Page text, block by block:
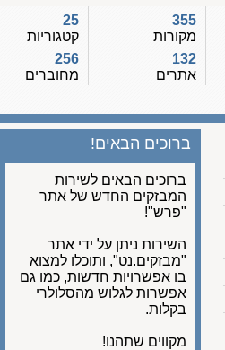
355
מקורות
132
אתרים
קטגוריות
256
מחוברים
ברוכים הבאים!
ברוכים הבאים לשירות
המבזקים החדש של אתר
"פרש"!
השירות ניתן על ידי אתר
"מבזקים.נט", ותוכלו למצוא
בו אפשרויות חדשות, כמו גם
אפשרות לגלוש מהסלולרי
בקלות.
מקווים שתהנו!